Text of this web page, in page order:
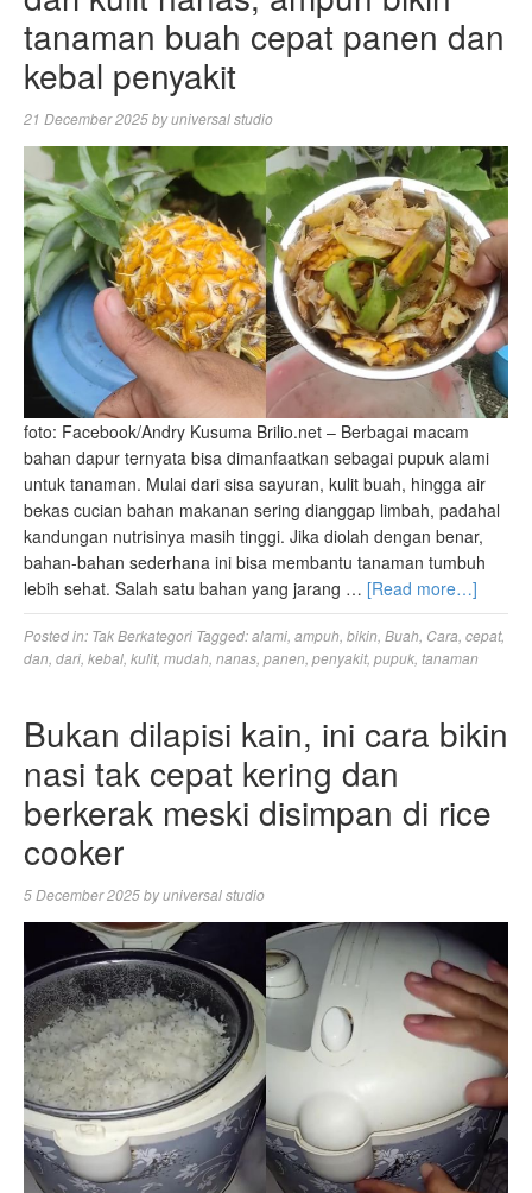
tanaman buah cepat panen dan
kebal penyakit
21 December 2025byuniversal studio
foto: Facebook/Andry Kusuma Brilio.net – Berbagai macam
bahan dapur ternyata bisa dimanfaatkan sebagai pupuk alami
untuk tanaman. Mulai dari sisa sayuran, kulit buah, hingga air
bekas cucian bahan makanan sering dianggap limbah, padahal
kandungan nutrisinya masih tinggi. Jika diolah dengan benar,
bahan-bahan sederhana ini bisa membantu tanaman tumbuh
lebih sehat. Salah satu bahan yang jarang … [Read more…]
Posted in: Tak Berkategori Tagged:alami ampuh bikin Buah Cara cepat,
dan dari kebal kulit, mudah nanas panen penyakit, pupuk tanaman
Bukan dilapisi kain, ini cara bikin
nasi tak cepat kering dan
berkerak meski disimpan di rice
cooker
5 December 2025byuniversal studio